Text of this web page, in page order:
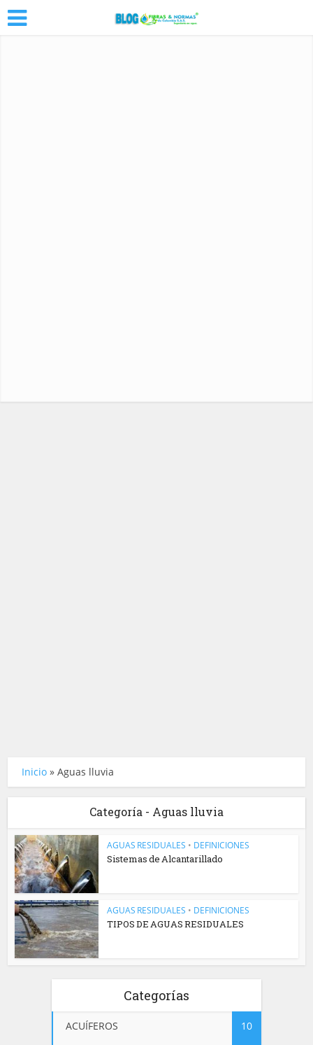
Inicio »Aguas lluvia
Categoría - Aguas lluvia
AGUAS RESIDUALES • DEFINICIONES
Sistemas de Alcantarillado
AGUAS RESIDUALES • DEFINICIONES
TIPOS DE AGUAS RESIDUALES
Categorías
ACUÍFEROS 10